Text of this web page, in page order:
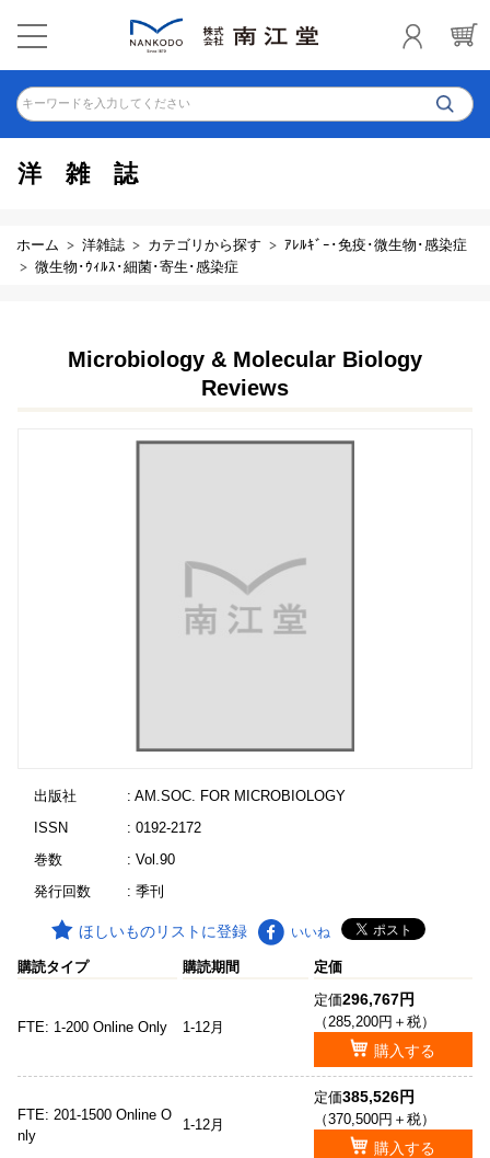
キーワードを入力してください
洋雑誌
ホーム 洋雑誌 カテゴリから探す
ｱﾚﾙｷﾞｰ･免疫･微生物･感染症
微生物･ｳｨﾙｽ･細菌･寄生･感染症
Microbiology & Molecular Biology
Reviews
出版社
: AM.SOC. FOR MICROBIOLOGY
ISSN
: 0192-2172
巻数
: Vol.90
発行回数
: 季刊
ほしいものリストに登録 いいね
購読タイプ 購読期間 定価
FTE: 1-200 Online Only 1-12月
定価296,767円
（285,200円＋税）
購入する
FTE: 201-1500 Online O
nly
1-12月
定価385,526円
（370,500円＋税）
購入する